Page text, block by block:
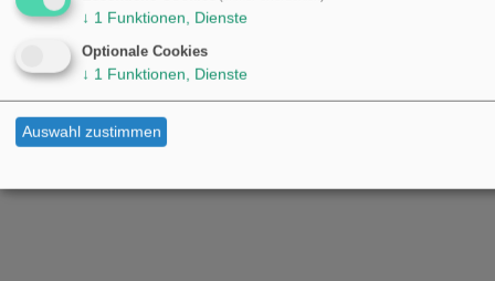
↓ 1 Funktionen, Dienste
Optionale Cookies
↓ 1 Funktionen, Dienste
Auswahl zustimmen